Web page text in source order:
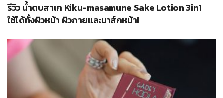
รีวิว น้ำตบสาเก Kiku-masamune Sake Lotion 3in1
ใช้ได้ทั้งผิวหน้า ผิวกายและมาส์กหน้า!